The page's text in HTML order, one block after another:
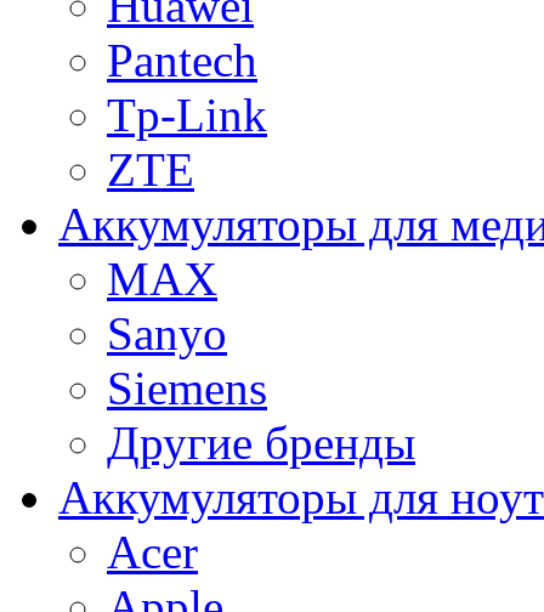
Pantech
Tp-Link
ZTE
Аккумуляторы для
MAX
Sanyo
Siemens
Другие бренды
Аккумуляторы для
Acer